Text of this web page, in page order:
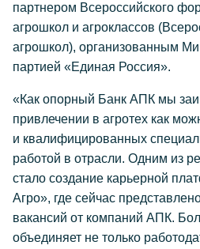
партнером Всероссийского
агрошкол и агроклассов
агрошкол), организованным
партией «Единая Россия».
«Как опорный Банк АПК мы
привлечении в агротех как
и квалифицированных
работой в отрасли. Одним из
стало создание карьерной
Агро», где сейчас
вакансий от компаний АПК.
объединяет не только